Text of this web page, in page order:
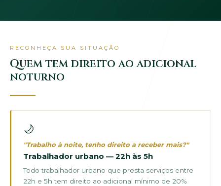
RECONHEÇA SUA SITUAÇÃO
Quem tem direito ao adicional
noturno
🌙
"Trabalho à noite, tenho direito a receber mais?"
Trabalhador urbano — 22h às 5h
Todo trabalhador urbano que presta serviços entre
22h e 5h tem direito ao adicional mínimo de 20%